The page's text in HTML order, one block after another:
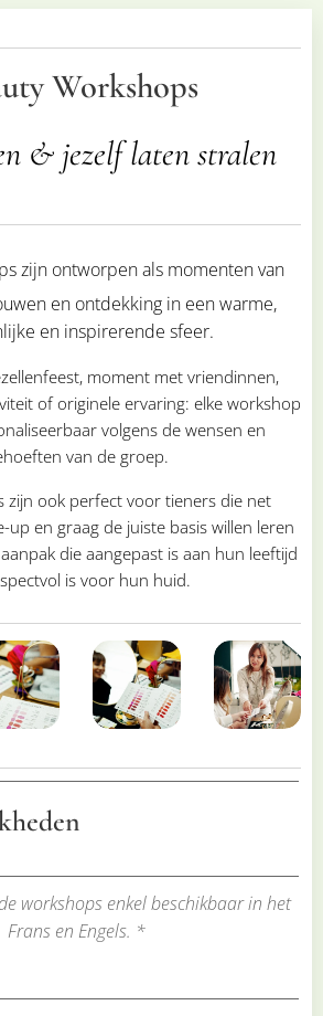
Workshops
& jezelf laten stralen
zijn ontworpen als momenten van
en ontdekking in een warme,
en inspirerende sfeer.
moment met vriendinnen,
of originele ervaring: elke workshop
volgens de wensen en
van de groep.
zijn ook perfect voor tieners die net
up en graag de juiste basis willen leren
die aangepast is aan hun leeftijd
is voor hun huid.
workshops enkel beschikbaar in het
Frans en Engels. *